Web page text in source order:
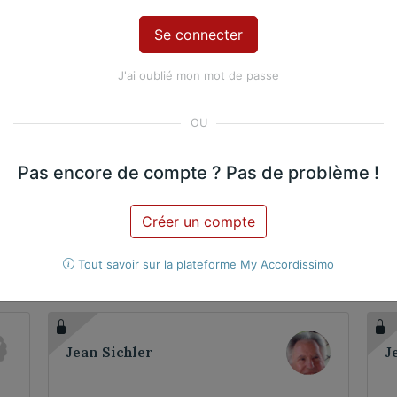
2. Rondo (Allegretto)
?
Jean Sichler
J'ai oublié mon mot de passe
Pas encore de compte ? Pas de problème !
Créer un compte
Tout savoir sur la plateforme My Accordissimo